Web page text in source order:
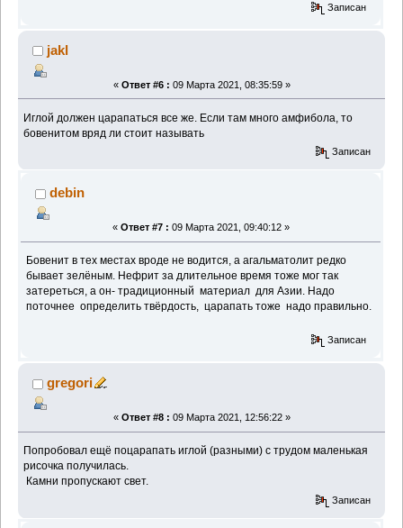
Записан
jakl
« Ответ #6 : 09 Марта 2021, 08:35:59 »
Иглой должен царапаться все же. Если там много амфибола, то
бовенитом вряд ли стоит называть
Записан
debin
« Ответ #7 : 09 Марта 2021, 09:40:12 »
Бовенит в тех местах вроде не водится, а агальматолит редко
бывает зелёным. Нефрит за длительное время тоже мог так
затереться, а он- традиционный материал для Азии. Надо
поточнее определить твёрдость, царапать тоже надо правильно.
Записан
gregori
« Ответ #8 : 09 Марта 2021, 12:56:22 »
Попробовал ещё поцарапать иглой (разными) с трудом маленькая
рисочка получилась.
Камни пропускают свет.
Записан